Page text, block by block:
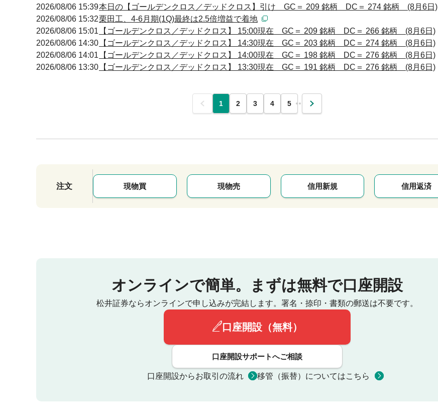
2026/08/06 15:39本日の【ゴールデンクロス／デッドクロス】引け GC＝ 209 銘柄 DC＝ 274 銘柄 (8月6日)
2026/08/06 15:32栗田工、4-6月期(1Q)最終は2.5倍増益で着地
2026/08/06 15:01
【ゴールデンクロス／デッドクロス】 15:00現在 GC＝ 209 銘柄 DC＝ 266 銘柄 (8月6日)
2026/08/06 14:30 【ゴールデンクロス／デッドクロス】 14:30現在 GC＝ 203 銘柄 DC＝ 274 銘柄 (8月6日)
2026/08/06 14:01
【ゴールデンクロス／デッドクロス】 14:00現在 GC＝ 198 銘柄 DC＝ 276 銘柄 (8月6日)
2026/08/06 13:30 【ゴールデンクロス／デッドクロス】 13:30現在 GC＝ 191 銘柄 DC＝ 276 銘柄 (8月6日)
前 1 2 3 4 5 … 次
注文 現物買 現物売 信用新規 信用返済
オンラインで簡単。 まずは無料で口座開設
松井証券ならオンラインで申し込みが完結します。 署名・捺印・書類の郵送は不要です。
口座開設（無料）
口座開設サポートへご相談
口座開設からお取引の流れ 移管（振替）についてはこちら